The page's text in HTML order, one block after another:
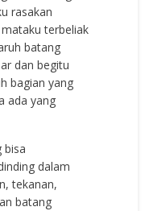
rasakan
terbeliak
batang
dan begitu
bagian yang
ada yang
bisa
dalam
tekanan,
batang